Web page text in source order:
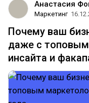
Анастасия
Маркетинг
Почему ваш
даже с
инсайта и